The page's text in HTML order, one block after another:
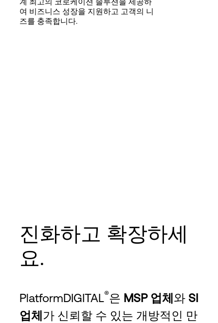
로그인
여 비즈니스 성장을 지원하고 고객의 니
즈를 충족합니다.
진화하고 확장하세
요.
PlatformDIGITAL®은 MSP 업체 와 SI
업체 가 신뢰할 수 있는 개방적인 만